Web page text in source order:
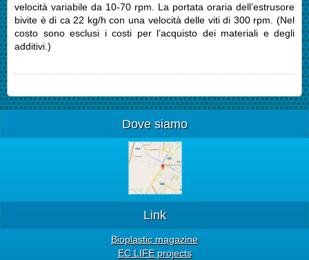
velocità variabile da 10-70 rpm. La portata oraria dell’estrusore
bivite è di ca 22 kg/h con una velocità delle viti di 300 rpm. (Nel
costo sono esclusi i costi per l’acquisto dei materiali e degli
additivi.)
Dove siamo
Link
Bioplastic magazine
EC LIFE projects